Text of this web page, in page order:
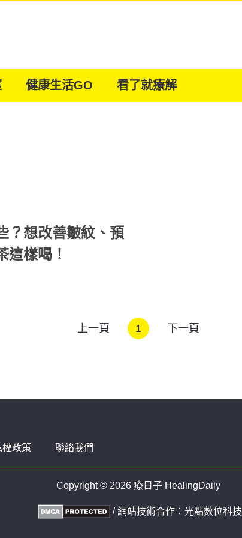
健康生活GO 看了就療解
？想改善皺紋、預
這樣喝！
上一頁 1 下一頁
權政策 聯絡我們
Copyright © 2026 療日子 HealingDaily
/網站技術合作： 光點數位科技